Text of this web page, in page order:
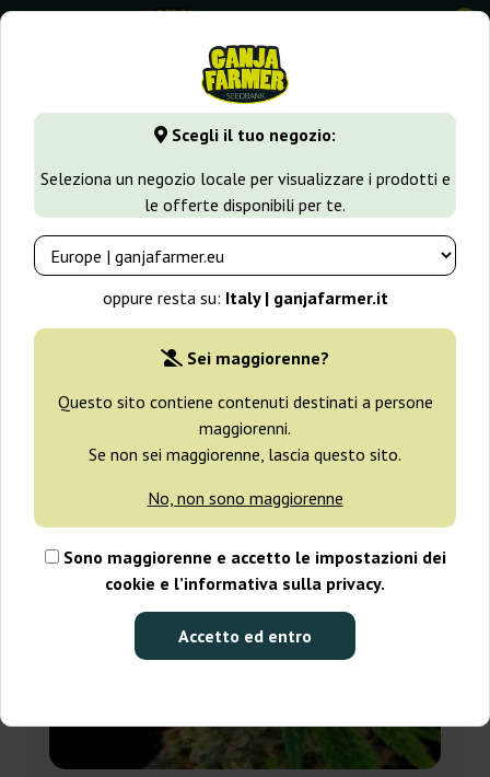
Scegli il tuo negozio:
Seleziona un negozio locale per visualizzare i prodotti e
le offerte disponibili per te.
oppure resta su: Italy | ganjafarmer.it
Sei maggiorenne?
Questo sito contiene contenuti destinati a persone
maggiorenni.
Se non sei maggiorenne, lascia questo sito.
No, non sono maggiorenne
Sono maggiorenne e accetto le impostazioni dei
cookie e l’informativa sulla privacy.
Accetto ed entro
0
GanjaFarmer.it Seedbank White Label
Semi White Label
Filtri Ordinamento